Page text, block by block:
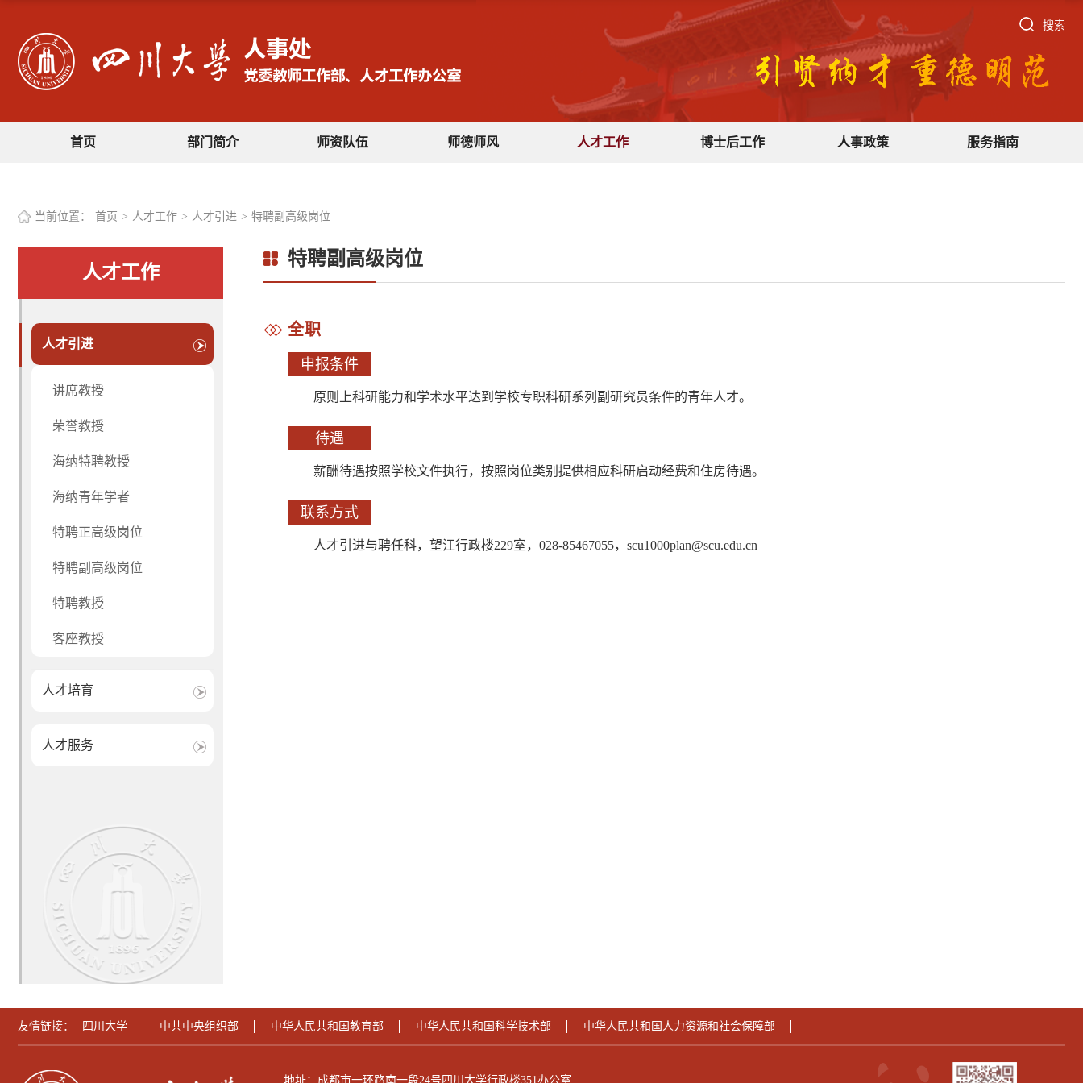
搜索
首页 部门简介 师资队伍 师德师风 人才工作 博士后工作 人事政策 服务指南
当前位置： 首页 > 人才工作 > 人才引进 > 特聘副高级岗位
人才工作
人才引进
讲席教授
荣誉教授
海纳特聘教授
海纳青年学者
特聘正高级岗位
特聘副高级岗位
特聘教授
客座教授
人才培育
人才服务
特聘副高级岗位
全职
申报条件
原则上科研能力和学术水平达到学校专职科研系列副研究员条件的青年人才。
待遇
薪酬待遇按照学校文件执行，按照岗位类别提供相应科研启动经费和住房待遇。
联系方式
人才引进与聘任科，望江行政楼229室，028-85467055，scu1000plan@scu.edu.cn
友情链接： 四川大学 中共中央组织部 中华人民共和国教育部 中华人民共和国科学技术部 中华人民共和国人力资源和社会保障部
地址：成都市一环路南一段24号四川大学行政楼351办公室